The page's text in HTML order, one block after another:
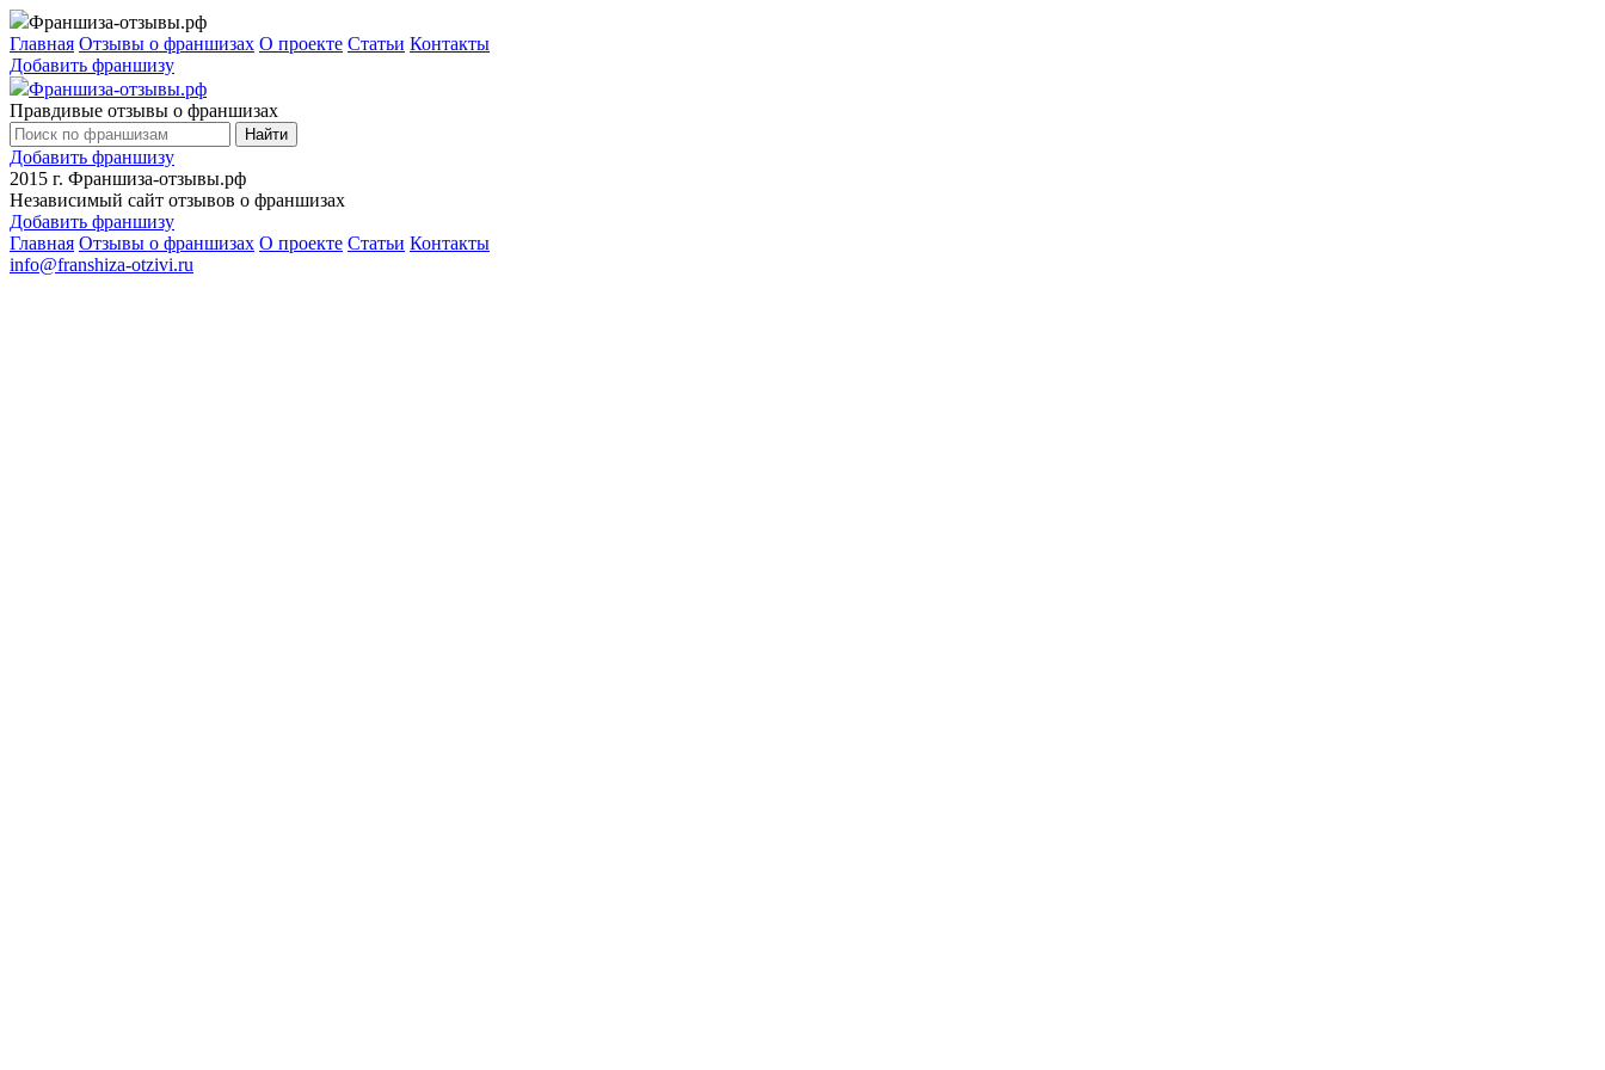
Франшиза-отзывы.рф
Главная Отзывы о франшизах О проекте Статьи Контакты
Добавить франшизу
Франшиза-отзывы.рф
Правдивые отзывы о франшизах
Найти
Добавить франшизу
2015 г. Франшиза-отзывы.рф
Независимый сайт отзывов о франшизах
Добавить франшизу
Главная Отзывы о франшизах О проекте Статьи Контакты
info@franshiza-otzivi.ru